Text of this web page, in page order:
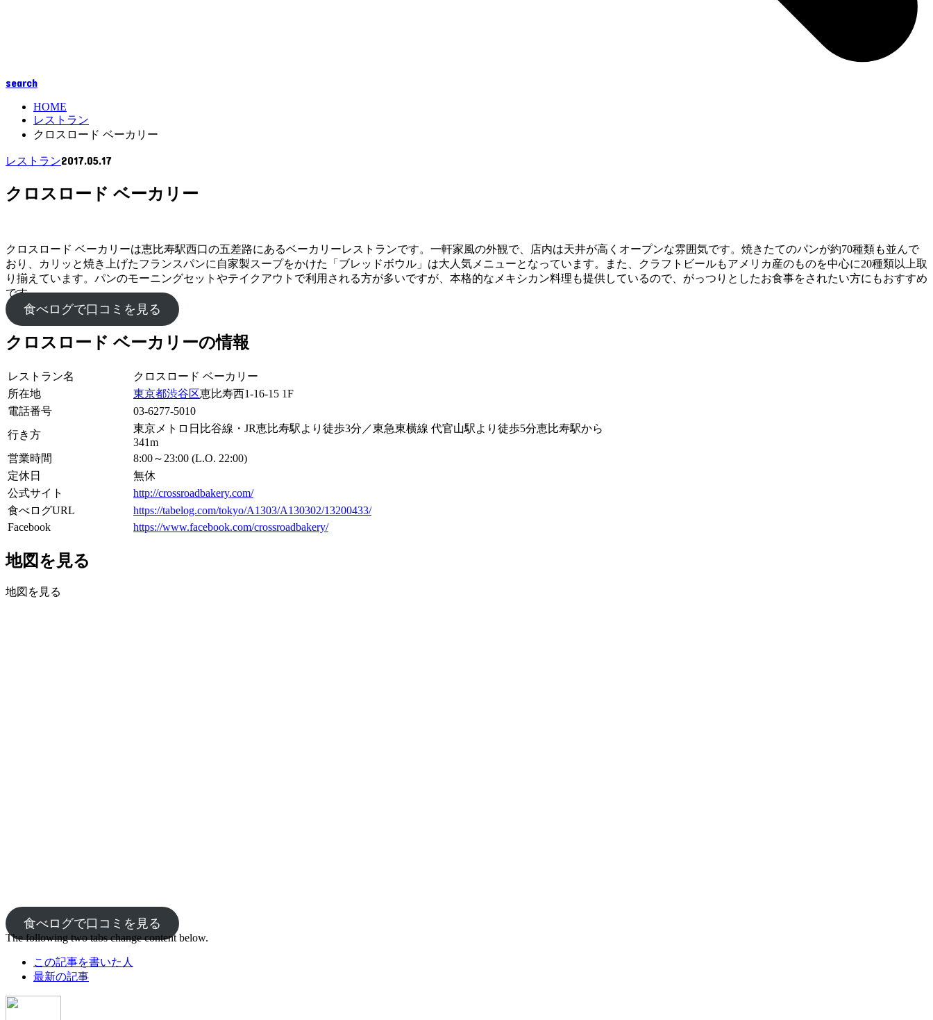
search
HOME
レストラン
クロスロード ベーカリー
レストラン2017.05.17
クロスロード ベーカリー
クロスロード ベーカリーは恵比寿駅西口の五差路にあるベーカリーレストランです。一軒家風の外観で、店内は天井が高くオープンな雰囲気です。焼きたてのパンが約70種類も並んで
おり、カリッと焼き上げたフランスパンに自家製スープをかけた「ブレッドボウル」は大人気メニューとなっています。また、クラフトビールもアメリカ産のものを中心に20種類以上取
り揃えています。パンのモーニングセットやテイクアウトで利用される方が多いですが、本格的なメキシカン料理も提供しているので、がっつりとしたお食事をされたい方にもおすすめ
です。
食べログで口コミを見る
クロスロード ベーカリーの情報
レストラン名
クロスロード ベーカリー
所在地
東京都渋谷区恵比寿西1-16-15 1F
電話番号
03-6277-5010
行き方
東京メトロ日比谷線・JR恵比寿駅より徒歩3分／東急東横線 代官山駅より徒歩5分恵比寿駅から
341m
営業時間
8:00～23:00 (L.O. 22:00)
定休日
無休
公式サイト
http://crossroadbakery.com/
食べログURL
https://tabelog.com/tokyo/A1303/A130302/13200433/
Facebook
https://www.facebook.com/crossroadbakery/
地図を見る
地図を見る
食べログで口コミを見る
The following two tabs change content below.
この記事を書いた人
最新の記事